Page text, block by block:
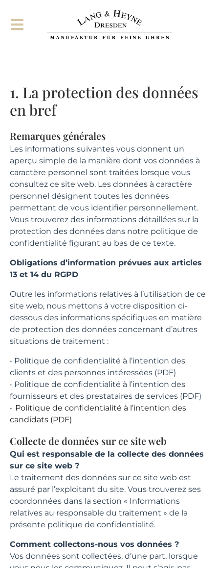
1. La protection des données
en bref
Remarques générales
Les informations suivantes vous donnent un
aperçu simple de la manière dont vos données à
caractère personnel sont traitées lorsque vous
consultez ce site web. Les données à caractère
personnel désignent toutes les données
permettant de vous identifier personnellement.
Vous trouverez des informations détaillées sur la
protection des données dans notre politique de
confidentialité figurant au bas de ce texte.
Obligations d’information prévues aux articles
13 et 14 du RGPD
Outre les informations relatives à l’utilisation de ce
site web, nous mettons à votre disposition ci-
dessous des informations spécifiques en matière
de protection des données concernant d’autres
situations de traitement :
• Politique de confidentialité à l’intention des
clients et des personnes intéressées (PDF)
• Politique de confidentialité à l’intention des
fournisseurs et des prestataires de services (PDF)
• Politique de confidentialité à l’intention des
candidats (PDF)
Collecte de données sur ce site web
Qui est responsable de la collecte des données
sur ce site web ?
Le traitement des données sur ce site web est
assuré par l’exploitant du site. Vous trouverez ses
coordonnées dans la section « Informations
relatives au responsable du traitement » de la
présente politique de confidentialité.
Comment collectons-nous vos données ?
Vos données sont collectées, d’une part, lorsque